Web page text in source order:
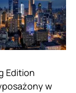
Edition
w